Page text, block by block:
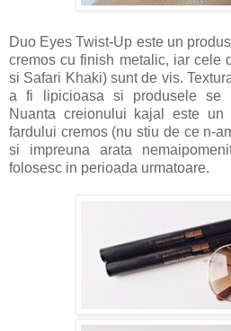
Duo Eyes Twist-Up este un
cremos cu finish metalic, iar cele
si Safari Khaki) sunt de vis.
a fi lipicioasa si produsele se
Nuanta creionului kajal este
fardului cremos (nu stiu de ce n-
si impreuna arata
folosesc in perioada urmatoare.